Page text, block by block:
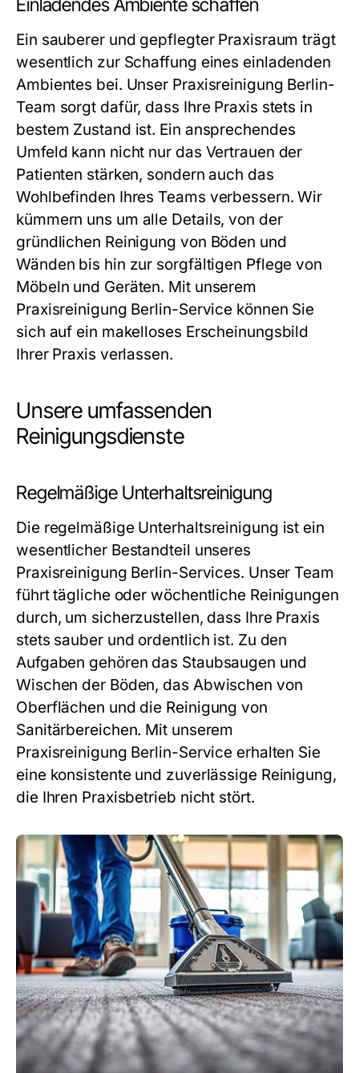
Einladendes Ambiente schaffen
Ein sauberer und gepflegter Praxisraum trägt
wesentlich zur Schaffung eines einladenden
Ambientes bei. Unser Praxisreinigung Berlin-
Team sorgt dafür, dass Ihre Praxis stets in
bestem Zustand ist. Ein ansprechendes
Umfeld kann nicht nur das Vertrauen der
Patienten stärken, sondern auch das
Wohlbefinden Ihres Teams verbessern. Wir
kümmern uns um alle Details, von der
gründlichen Reinigung von Böden und
Wänden bis hin zur sorgfältigen Pflege von
Möbeln und Geräten. Mit unserem
Praxisreinigung Berlin-Service können Sie
sich auf ein makelloses Erscheinungsbild
Ihrer Praxis verlassen.
Unsere umfassenden
Reinigungsdienste
Regelmäßige Unterhaltsreinigung
Die regelmäßige Unterhaltsreinigung ist ein
wesentlicher Bestandteil unseres
Praxisreinigung Berlin-Services. Unser Team
führt tägliche oder wöchentliche Reinigungen
durch, um sicherzustellen, dass Ihre Praxis
stets sauber und ordentlich ist. Zu den
Aufgaben gehören das Staubsaugen und
Wischen der Böden, das Abwischen von
Oberflächen und die Reinigung von
Sanitärbereichen. Mit unserem
Praxisreinigung Berlin-Service erhalten Sie
eine konsistente und zuverlässige Reinigung,
die Ihren Praxisbetrieb nicht stört.